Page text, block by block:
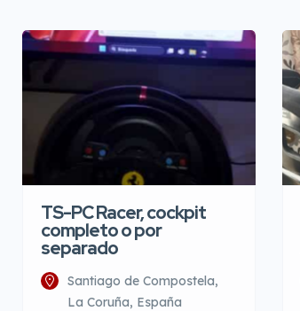
TS-PC Racer, cockpit
completo o por
separado
Santiago de Compostela,
La Coruña, España